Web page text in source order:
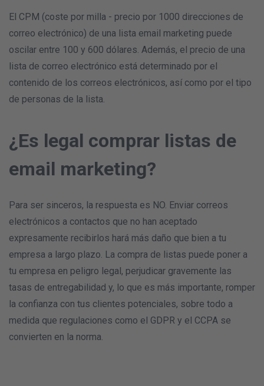
El CPM (coste por milla - precio por 1000 direcciones de
correo electrónico) de una lista email marketing puede
oscilar entre 100 y 600 dólares. Además, el precio de una
lista de correo electrónico está determinado por el
contenido de los correos electrónicos, así como por el tipo
de personas de la lista.
¿Es legal comprar listas de
email marketing?
Para ser sinceros, la respuesta es NO. Enviar correos
electrónicos a contactos que no han aceptado
expresamente recibirlos hará más daño que bien a tu
empresa a largo plazo. La compra de listas puede poner a
tu empresa en peligro legal, perjudicar gravemente las
tasas de entregabilidad y, lo que es más importante, romper
la confianza con tus clientes potenciales, sobre todo a
medida que regulaciones como el GDPR y el CCPA se
convierten en la norma.